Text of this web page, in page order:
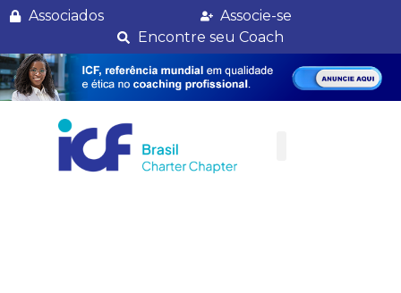
Associados
Associe-se
Encontre seu Coach